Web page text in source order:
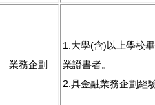
業務企劃
1.大學(含)以上學校
業證書者。
2.具金融業務企劃經